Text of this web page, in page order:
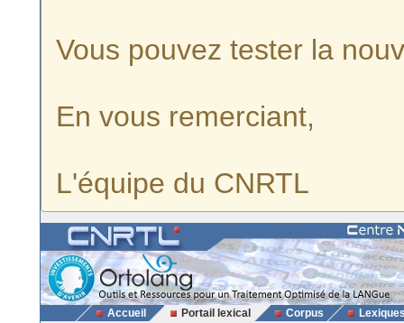
Vous pouvez tester la
En vous remerciant,
L'équipe du CNRTL
Accueil Portail lexical Corpus